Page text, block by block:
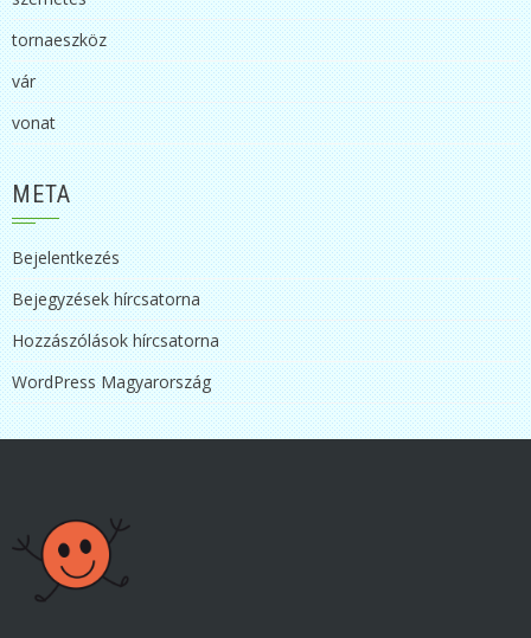
tornaeszköz
vár
vonat
META
Bejelentkezés
Bejegyzések hírcsatorna
Hozzászólások hírcsatorna
WordPress Magyarország